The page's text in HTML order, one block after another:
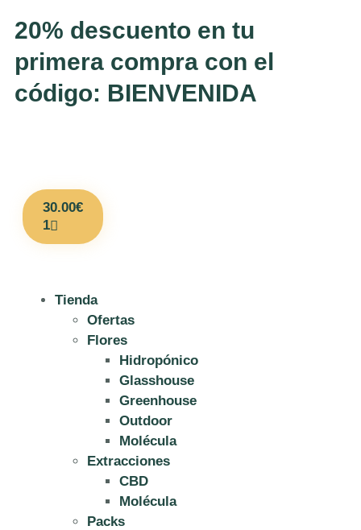
20% descuento en tu
primera compra con el
código: BIENVENIDA
30.00€
1
Tienda
Ofertas
Flores
Hidropónico
Glasshouse
Greenhouse
Outdoor
Molécula
Extracciones
CBD
Molécula
Packs